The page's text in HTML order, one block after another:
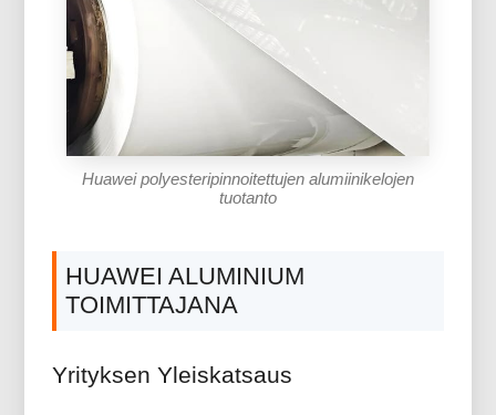
Huawei polyesteripinnoitettujen alumiinikelojen
tuotanto
HUAWEI ALUMINIUM
TOIMITTAJANA
Yrityksen Yleiskatsaus